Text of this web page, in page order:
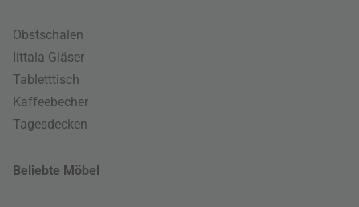
Obstschalen
Iittala Gläser
Tabletttisch
Kaffeebecher
Tagesdecken
Beliebte Möbel